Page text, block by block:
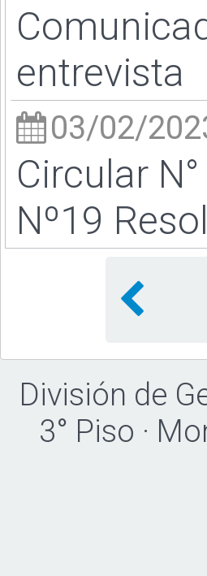
entrevista
03/02/
Circular
Nº19
División de
3° Piso ·